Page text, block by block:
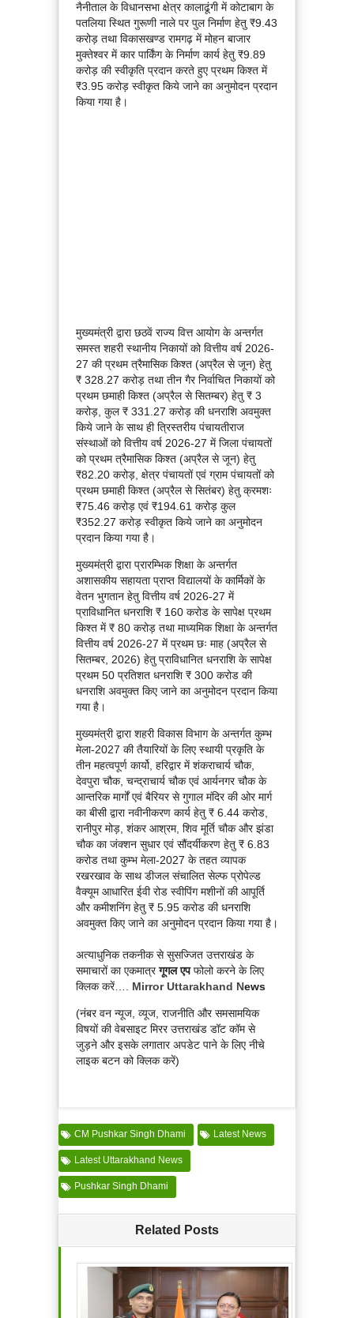
नैनीताल के विधानसभा क्षेत्र कालाढूंगी में कोटाबाग के
पतलिया स्थित गुरूणी नाले पर पुल निर्माण हेतु ₹9.43
करोड़ तथा विकासखण्ड रामगढ़ में मोहन बाजार
मुक्तेश्वर में कार पार्किंग के निर्माण कार्य हेतु ₹9.89
करोड़ की स्वीकृति प्रदान करते हुए प्रथम किश्त में
₹3.95 करोड़ स्वीकृत किये जाने का अनुमोदन प्रदान
किया गया है।
मुख्यमंत्री द्वारा छठवें राज्य वित्त आयोग के अन्तर्गत
समस्त शहरी स्थानीय निकायों को वित्तीय वर्ष 2026-
27 की प्रथम त्रैमासिक किश्त (अप्रैल से जून) हेतु
₹ 328.27 करोड़ तथा तीन गैर निर्वाचित निकायों को
प्रथम छमाही किश्त (अप्रैल से सितम्बर) हेतु ₹ 3
करोड़, कुल ₹ 331.27 करोड़ की धनराशि अवमुक्त
किये जाने के साथ ही त्रिस्तरीय पंचायतीराज
संस्थाओं को वित्तीय वर्ष 2026-27 में जिला पंचायतों
को प्रथम त्रैमासिक किश्त (अप्रैल से जून) हेतु
₹82.20 करोड़, क्षेत्र पंचायतों एवं ग्राम पंचायतों को
प्रथम छमाही किश्त (अप्रैल से सितंबर) हेतु क्रमशः
₹75.46 करोड़ एवं ₹194.61 करोड़ कुल
₹352.27 करोड़ स्वीकृत किये जाने का अनुमोदन
प्रदान किया गया है।
मुख्यमंत्री द्वारा प्रारम्भिक शिक्षा के अन्तर्गत
अशासकीय सहायता प्राप्त विद्यालयों के कार्मिकों के
वेतन भुगतान हेतु वित्तीय वर्ष 2026-27 में
प्राविधानित धनराशि ₹ 160 करोड के सापेक्ष प्रथम
किश्त में ₹ 80 करोड़ तथा माध्यमिक शिक्षा के अन्तर्गत
वित्तीय वर्ष 2026-27 में प्रथम छः माह (अप्रैल से
सितम्बर, 2026) हेतु प्राविधानित धनराशि के सापेक्ष
प्रथम 50 प्रतिशत धनराशि ₹ 300 करोड की
धनराशि अवमुक्त किए जाने का अनुमोदन प्रदान किया
गया है।
मुख्यमंत्री द्वारा शहरी विकास विभाग के अन्तर्गत कुम्भ
मेला-2027 की तैयारियों के लिए स्थायी प्रकृति के
तीन महत्वपूर्ण कार्यो, हरिद्वार में शंकराचार्य चौक,
देवपुरा चौक, चन्द्राचार्य चौक एवं आर्यनगर चौक के
आन्तरिक मार्गों एवं बैरियर से गुगाल मंदिर की ओर मार्ग
का बीसी द्वारा नवीनीकरण कार्य हेतु ₹ 6.44 करोड,
रानीपुर मोड़, शंकर आश्रम, शिव मूर्ति चौक और झंडा
चौक का जंक्शन सुधार एवं सौंदर्यीकरण हेतु ₹ 6.83
करोड तथा कुम्भ मेला-2027 के तहत व्यापक
रखरखाव के साथ डीजल संचालित सेल्फ प्रोपेल्ड
वैक्यूम आधारित ईवी रोड स्वीपिंग मशीनों की आपूर्ति
और कमीशनिंग हेतु ₹ 5.95 करोड की धनराशि
अवमुक्त किए जाने का अनुमोदन प्रदान किया गया है।
अत्याधुनिक तकनीक से सुसज्जित उत्तराखंड के
समाचारों का एकमात्रगूगल एपफोलो करने के लिए
क्लिक करें…. Mirror Uttarakhand News
(नंबर वन न्यूज, व्यूज, राजनीति और समसामयिक
विषयों की वेबसाइट मिरर उत्तराखंड डॉट कॉम से
जुड़ने और इसके लगातार अपडेट पाने के लिए नीचे
लाइक बटन को क्लिक करें)
CM Pushkar Singh Dhami Latest News
Latest Uttarakhand News
Pushkar Singh Dhami
Related Posts